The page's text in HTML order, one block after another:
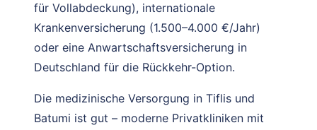
für Vollabdeckung), internationale
Krankenversicherung (1.500–4.000 €/Jahr)
oder eine Anwartschaftsversicherung in
Deutschland für die Rückkehr-Option.
Die medizinische Versorgung in Tiflis und
Batumi ist gut – moderne Privatkliniken mit